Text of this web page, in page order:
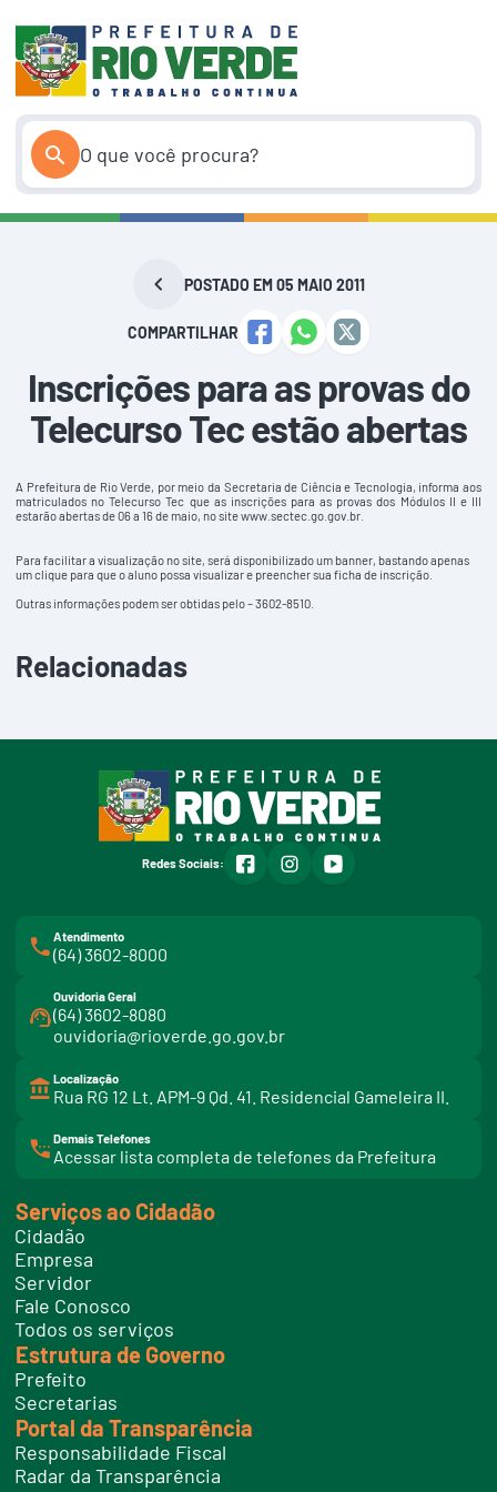
conteúdo
POSTADO EM 05 MAIO 2011
COMPARTILHAR
Inscrições para as provas do
Telecurso Tec estão abertas
A Prefeitura de Rio Verde, por meio da Secretaria de Ciência e Tecnologia, informa aos
matriculados no Telecurso Tec que as inscrições para as provas dos Módulos II e III
estarão abertas de 06 a 16 de maio, no sitewww.sectec.go.gov.br
Para facilitar a visualização no site, será disponibilizado um banner, bastando apenas
um clique para que o aluno possa visualizar e preencher sua ficha de inscrição.
Outras informações podem ser obtidas pelo – 3602-8510.
Relacionadas
Redes Sociais: facebookinstagramyoutube
Atendimento
(64) 3602-8000
Ouvidoria Geral
(64) 3602-8080
ouvidoria@rioverde.go.gov.br
Localização
Rua RG 12 Lt. APM-9 Qd. 41. Residencial Gameleira II.
Demais Telefones
Acessar lista completa de telefones da Prefeitura
i
t
e
l
f
o
e
s
Serviços ao Cidadão
Cidadão
Empresa
Servidor
Fale Conosco
Todos os serviços
Estrutura de Governo
Prefeito
Secretarias
Portal da Transparência
Responsabilidade Fiscal
Radar da Transparência